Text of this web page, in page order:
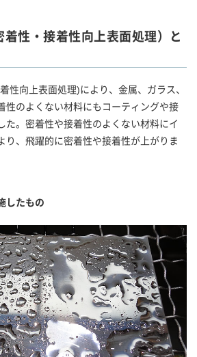
着性・接着性向上表面処理）と
性向上表面処理)により、金属、ガラス、
性のよくない材料にもコーティングや接
た。密着性や接着性のよくない材料にイ
り、飛躍的に密着性や接着性が上がりま
したもの